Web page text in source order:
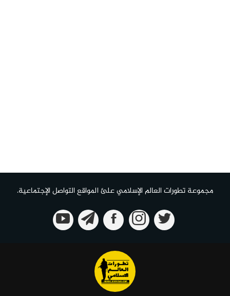
مجموعة تطورات العالم الإسلامي علئ المواقع التواصل الإجتماعية.